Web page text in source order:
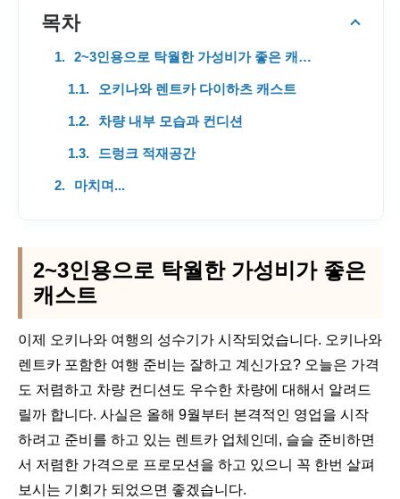
목차
2~3인용으로 탁월한 가성비가 좋은 캐스트
오키나와 렌트카 다이하츠 캐스트
차량 내부 모습과 컨디션
드렁크 적재공간
마치며...
2~3인용으로 탁월한 가성비가 좋은
캐스트
이제 오키나와 여행의 성수기가 시작되었습니다. 오키나와
렌트카 포함한 여행 준비는 잘하고 계신가요? 오늘은 가격
도 저렴하고 차량 컨디션도 우수한 차량에 대해서 알려드
릴까 합니다. 사실은 올해 9월부터 본격적인 영업을 시작
하려고 준비를 하고 있는 렌트카 업체인데, 슬슬 준비하면
서 저렴한 가격으로 프로모션을 하고 있으니 꼭 한번 살펴
보시는 기회가 되었으면 좋겠습니다.